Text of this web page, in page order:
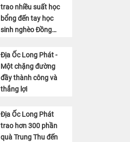
trao nhiều suất học
bổng đến tay học
sinh nghèo Đồng
Địa Ốc Long Phát -
Một chặng đường
đầy thành công và
thắng lợi
Địa Ốc Long Phát
trao hơn 300 phần
quà Trung Thu đến